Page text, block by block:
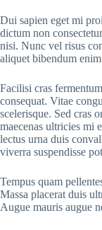
Dui sapien eget mi
dictum non
nisi. Nunc vel risus
aliquet bibendum
Facilisi cras
consequat. Vitae
scelerisque. Sed cras
maecenas ultricies mi
lectus urna duis
viverra suspendisse
Tempus quam
Massa placerat duis
Augue mauris augue